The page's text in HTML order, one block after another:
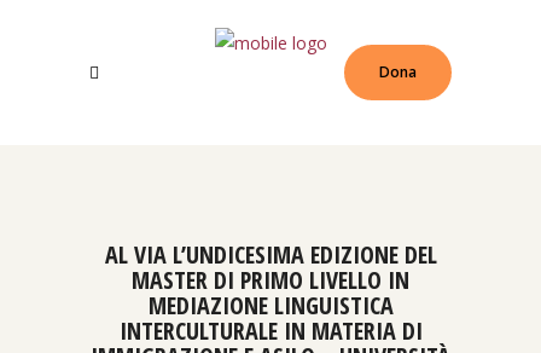
Dona
AL VIA L’UNDICESIMA EDIZIONE DEL
MASTER DI PRIMO LIVELLO IN
MEDIAZIONE LINGUISTICA
INTERCULTURALE IN MATERIA DI